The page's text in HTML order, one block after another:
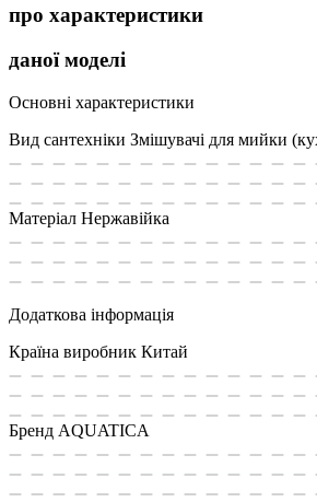
про характеристики
даної моделі
Основні характеристики
Вид сантехніки Змішувачі для мийки
Матеріал Нержавійка
Додаткова інформація
Країна виробник Китай
Бренд AQUATICA